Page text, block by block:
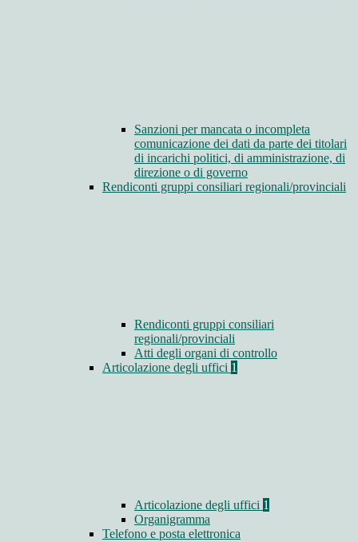
Sanzioni per mancata o incompleta
comunicazione dei dati da parte dei titolari
di incarichi politici, di amministrazione, di
direzione o di governo
Rendiconti gruppi consiliari regionali/provinciali
Rendiconti gruppi consiliari
regionali/provinciali
Atti degli organi di controllo
Articolazione degli uffici 1
Articolazione degli uffici 1
Organigramma
Telefono e posta elettronica